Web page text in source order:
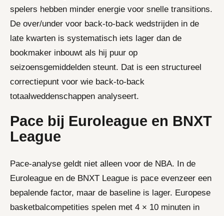
spelers hebben minder energie voor snelle transitions.
De over/under voor back-to-back wedstrijden in de
late kwarten is systematisch iets lager dan de
bookmaker inbouwt als hij puur op
seizoensgemiddelden steunt. Dat is een structureel
correctiepunt voor wie back-to-back
totaalweddenschappen analyseert.
Pace bij Euroleague en BNXT
League
Pace-analyse geldt niet alleen voor de NBA. In de
Euroleague en de BNXT League is pace evenzeer een
bepalende factor, maar de baseline is lager. Europese
basketbalcompetities spelen met 4 × 10 minuten in